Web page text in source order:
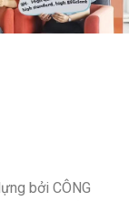
bởi CÔNG